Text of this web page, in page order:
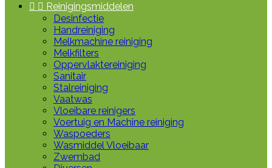
  Reinigingsmiddelen
Desinfectie
Handreiniging
Melkmachine reiniging
Melkfilters
Oppervlaktereiniging
Sanitair
Stalreiniging
Vaatwas
Vloeibare reinigers
Voertuig en Machine reiniging
Waspoeders
Wasmiddel Vloeibaar
Zwembad